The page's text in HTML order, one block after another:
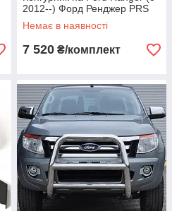
2012--) Форд Ренджер PRS
Немає в наявності
7 520 ₴/комплект